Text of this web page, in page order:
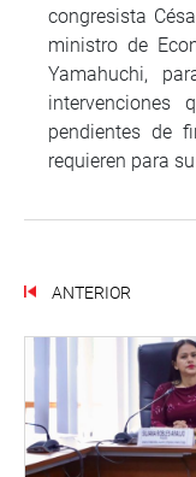
congresista
ministro de
Yamahuchi,
intervenciones
pendientes de
requieren para
ANTERIOR